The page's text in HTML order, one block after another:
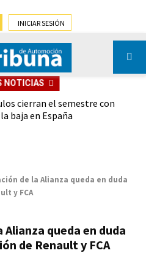
INICIAR SESIÓN
NOTICIAS
cierran el semestre con
baja en España
de la Alianza queda en duda
y FCA
queda en duda
de Renault y FCA